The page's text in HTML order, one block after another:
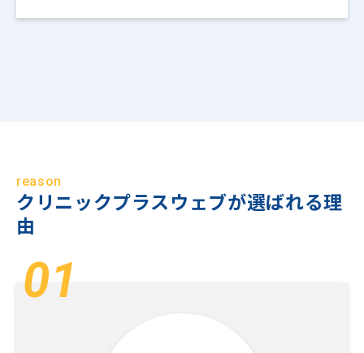
reason
クリニックプラスウェブが選ばれる理
由